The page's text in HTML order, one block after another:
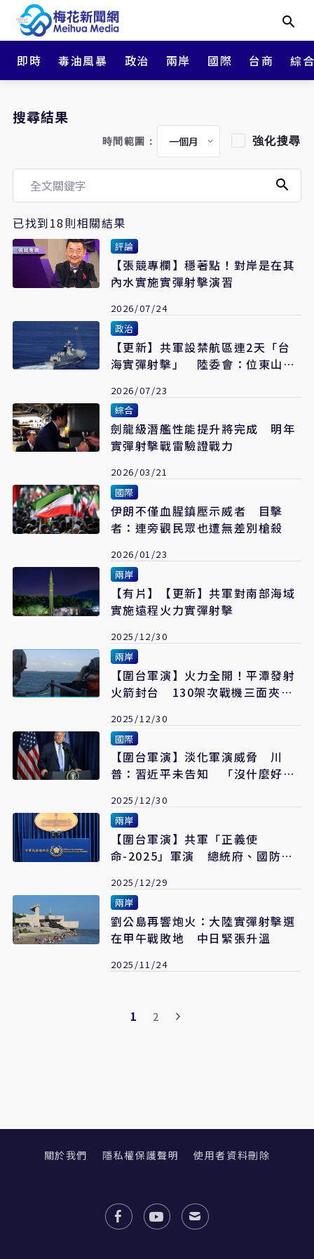
即時 毒油風暴 政治 兩岸 國際 台商 綜
搜尋結果
時間範圍： 強化搜尋
已找到18則相關結果
評論
【張競專欄】穩著點！對岸是在其
內水實施實彈射擊演習
2026/07/24
政治
【更新】共軍設禁航區連2天「台
海實彈射擊」 陸委會：位東山島
2026/07/23
綜合
劍龍級潛艦性能提升將完成 明年
實彈射擊戰雷驗證戰力
2026/03/21
國際
伊朗不僅血腥鎮壓示威者 目擊
者：連旁觀民眾也遭無差別槍殺
2026/01/23
兩岸
【有片】【更新】共軍對南部海域
實施遠程火力實彈射擊
2025/12/30
兩岸
【圍台軍演】火力全開！平潭發射
火箭封台 130架次戰機三面夾擊
2025/12/30
國際
【圍台軍演】淡化軍演威脅 川
普：習近平未告知 「沒什麼好擔
2025/12/30
兩岸
【圍台軍演】共軍「正義使
命-2025」軍演 總統府、國防
2025/12/29
兩岸
劉公島再響炮火：大陸實彈射擊選
在甲午戰敗地 中日緊張升溫
2025/11/24
1 2
關於我們 隱私權保護聲明 使用者資料刪除